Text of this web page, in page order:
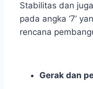
Stabilitas dan
pada angka ‘7’
rencana
Gerak dan